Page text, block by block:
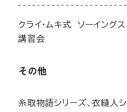
クライ・ムキ式 ソーイング
講習会
その他
糸取物語シリーズ、衣縫人シ